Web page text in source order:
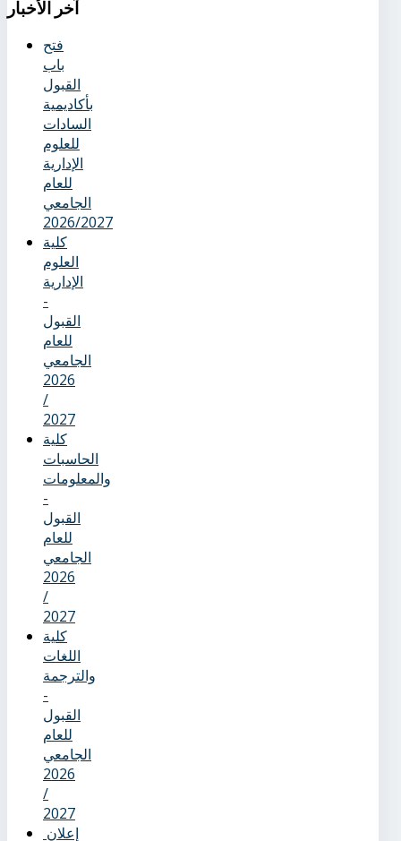
آخر
الأخبار
فتح
باب
القبول
بأكاديمية
السادات
للعلوم
الإدارية
للعام
الجامعي
2026/2027
كلية
العلوم
الإدارية
-
القبول
للعام
الجامعي
2026
/
2027
كلية
الحاسبات
والمعلومات
-
القبول
للعام
الجامعي
2026
/
2027
كلية
اللغات
والترجمة
-
القبول
للعام
الجامعي
2026
/
2027